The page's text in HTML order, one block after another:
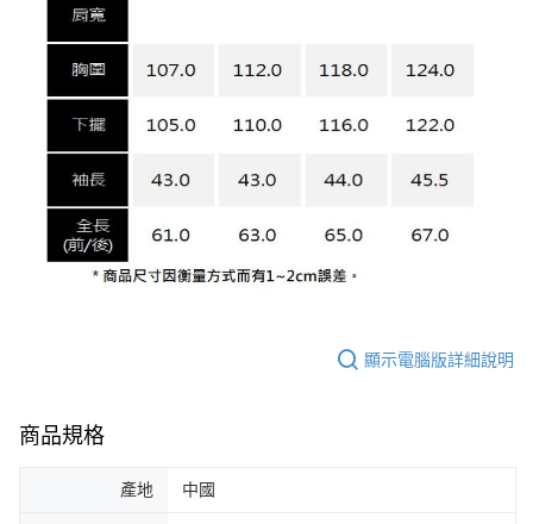
顯示電腦版詳細說明
商品規格
產地 中國